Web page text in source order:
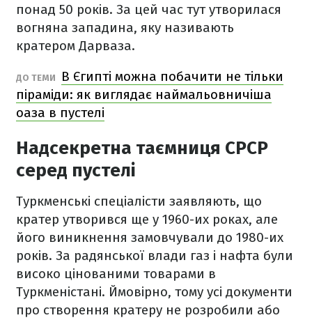
понад 50 років. За цей час тут утворилася
вогняна западина, яку називають
кратером Дарваза.
ДО ТЕМИ
В Єгипті можна побачити не тільки
піраміди: як виглядає наймальовничіша
оаза в пустелі
Надсекретна таємниця СРСР
серед пустелі
Туркменські спеціалісти заявляють, що
кратер утворився ще у 1960-их роках, але
його виникнення замовчували до 1980-их
років. За радянської влади газ і нафта були
високо цінованими товарами в
Туркменістані. Ймовірно, тому усі документи
про створення кратеру не розробили або